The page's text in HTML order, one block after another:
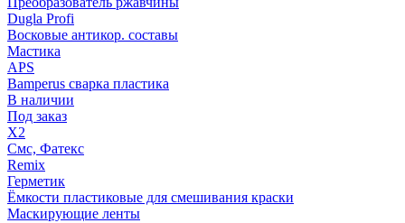
Dugla Profi
Восковые антикор. составы
Мастика
APS
Bamperus сварка пластика
В наличии
Под заказ
X2
Смс, Фатекс
Remix
Герметик
Ёмкости пластиковые для смешивания краски
Маскирующие ленты